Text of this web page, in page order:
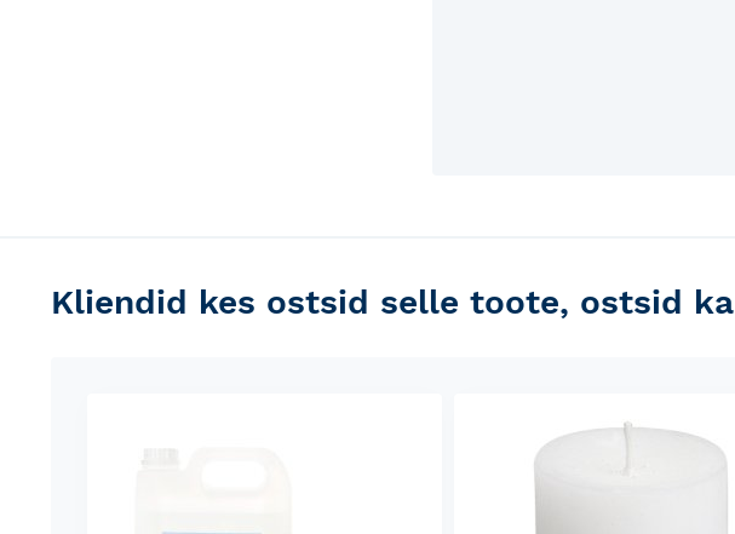
Kliendid kes ostsid selle toote, ostsid ka